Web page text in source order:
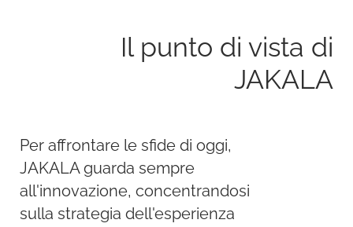
Il punto di vista di
JAKALA
Per affrontare le sfide di oggi,
JAKALA guarda sempre
all'innovazione, concentrandosi
sulla strategia dell'esperienza